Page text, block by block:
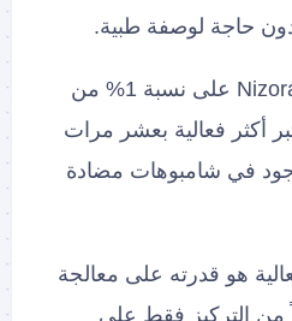
حاجة لوصفة طبية.
يحتوي Nizoral anti dandruff على نسبة 1% من
أكثر فعالية بعشر مرات
في شامبوهات مضادة
هو قدرته على معالجة
من التركيز فقط على